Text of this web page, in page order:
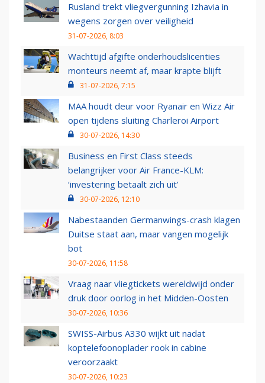
Rusland trekt vliegvergunning Izhavia in
wegens zorgen over veiligheid
31-07-2026, 8:03
Wachttijd afgifte onderhoudslicenties
monteurs neemt af, maar krapte blijft
31-07-2026, 7:15
MAA houdt deur voor Ryanair en Wizz Air
open tijdens sluiting Charleroi Airport
30-07-2026, 14:30
Business en First Class steeds
belangrijker voor Air France-KLM:
‘investering betaalt zich uit’
30-07-2026, 12:10
Nabestaanden Germanwings-crash klagen
Duitse staat aan, maar vangen mogelijk
bot
30-07-2026, 11:58
Vraag naar vliegtickets wereldwijd onder
druk door oorlog in het Midden-Oosten
30-07-2026, 10:36
SWISS-Airbus A330 wijkt uit nadat
koptelefoonoplader rook in cabine
veroorzaakt
30-07-2026, 10:23